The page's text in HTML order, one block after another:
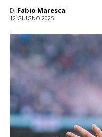
Di Fabio Maresca
12 GIUGNO 2025